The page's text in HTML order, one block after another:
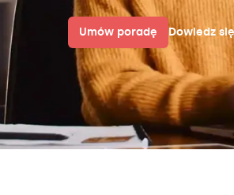
Umów poradę Dowiedz